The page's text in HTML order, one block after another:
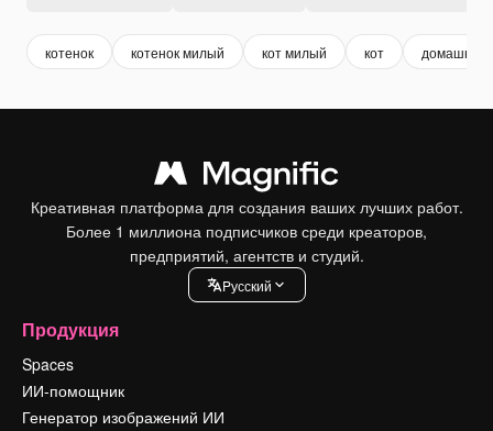
котенок котенок милый кот милый кот домашние
Креативная платформа для создания ваших лучших работ.
Более 1 миллиона подписчиков среди креаторов,
предприятий, агентств и студий.
Pусский
Продукция
Spaces
ИИ-помощник
Генератор изображений ИИ